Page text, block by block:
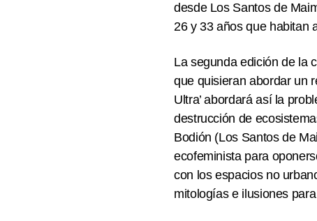
desde Los Santos de
26 y 33 años que habitan
La segunda edición de la
que quisieran abordar un
Ultra’ abordará así la
destrucción de
Bodión (Los Santos de
ecofeminista para
con los espacios no
mitologías e ilusiones